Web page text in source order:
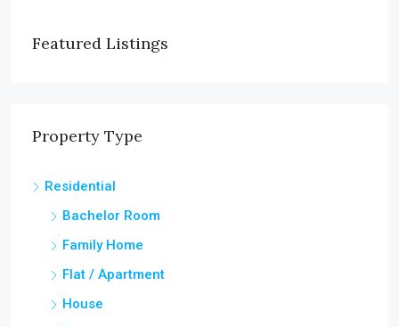
Featured Listings
Property Type
Residential
Bachelor Room
Family Home
Flat / Apartment
House